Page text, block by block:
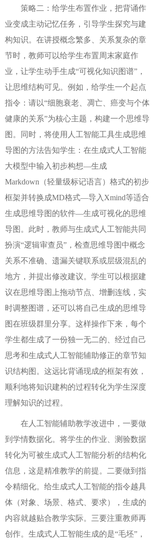
策略二：给学生布置作业，把背诵作
业变成主动记忆任务，引导学生探究与建
构知识。在讲授概念繁多、关系复杂的章
节时，教师可以给学生布置周末家庭作
业，让学生动手生成“可视化知识图谱”，
让思维结构可见。例如，给学生一个起点
指令：请以“细胞衰老、凋亡、癌变与个体
健康的关系”为核心主题，构建一个思维导
图。同时，将使用人工智能工具生成思维
导图的方法告知学生：在生成式人工智能
大模型中输入初步构想—生成
Markdown（轻量级标记语言）格式的初步
框架并转换成MD格式—导入Xmind等适合
生成思维导图的软件—生成可视化的思维
导图。此时，教师与生成式人工智能共同
扮演“逻辑审查员”，检查思维导图中概念
关系不准确、遗漏关键联系或层级混乱的
地方，并提出修改建议。学生可以根据建
议在思维导图上拖动节点、增删连线，实
时调整图谱，还可以将自己生成的思维导
图在班级群里分享。这样操作下来，每个
学生都生成了一份独一无二的、经过自己
思考和生成式人工智能辅助修正的章节知
识结构图。这远比背诵现成的框架有效，
顺利地将知识建构的过程转化为学生深度
理解知识的过程。
在人工智能辅助教学改进中，一要做
到学情数据化。将学生的作业、测验数据
转化为可被生成式人工智能分析的结构化
信息，这是精准教学的前提。二要做到指
令精细化。给生成式人工智能的指令越具
体（对象、场景、格式、要求），生成的
内容就越贴合教学实际。三要注重教师再
创作。生成式人工智能生成的是“毛坯”，